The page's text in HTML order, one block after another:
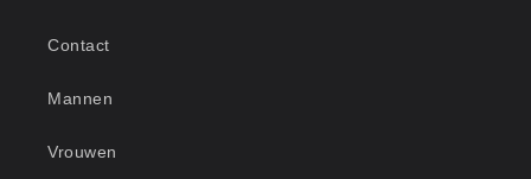
Contact
Mannen
Vrouwen